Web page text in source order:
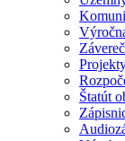
Štatút